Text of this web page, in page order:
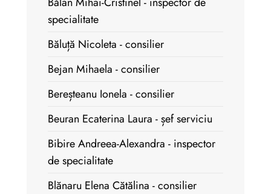
specialitate
Băluță Nicoleta - consilier
Bejan Mihaela - consilier
Bereșteanu Ionela - consilier
Beuran Ecaterina Laura - șef serviciu
Bibire Andreea-Alexandra - inspector
de specialitate
Blănaru Elena Cătălina - consilier